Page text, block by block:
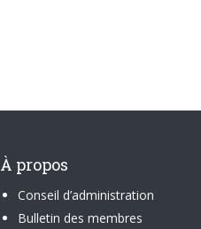
À propos
Conseil d’administration
Bulletin des membres